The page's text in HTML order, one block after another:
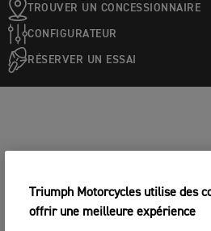
TROUVER UN CONCESSIONNAIRE
CONFIGURATEUR
RÉSERVER UN ESSAI
Triumph Motorcycles utilise des
offrir une meilleure expérience